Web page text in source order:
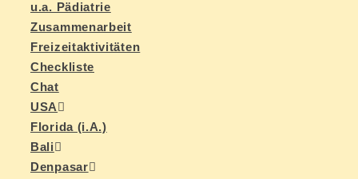
u.a. Päd­ia­trie
Zu­sam­men­ar­beit
Frei­zeit­ak­ti­vi­tä­ten
Check­lis­te
Chat
USA
Flo­ri­da (i.A.)
Ba­li
Den­pasar